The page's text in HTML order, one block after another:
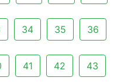
34 35 36
41 42 43